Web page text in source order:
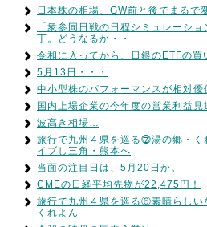
日本株の相場、GW前と後でまるで
「衆参同日戦の日程シミュレーシ
丁。どうなるか・・
令和に入ってから、日銀のETFの買
5月13日・・・
中小型株のパフォーマンスが相対優
国内上場企業の今年度の営業利益見
波高き相場…
旅行で九州４県を巡る⓻湯の郷・く
イブし三角・熊本へ
当面の注目日は、5月20日か。
CMEの日経平均先物が22,475円！
旅行で九州４県を巡る⑥素晴らしい
くれよん